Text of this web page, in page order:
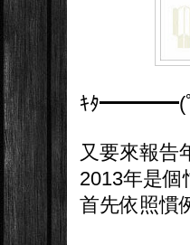
ｷﾀ━━━━(
又要來報告
2013年是
首先依照慣